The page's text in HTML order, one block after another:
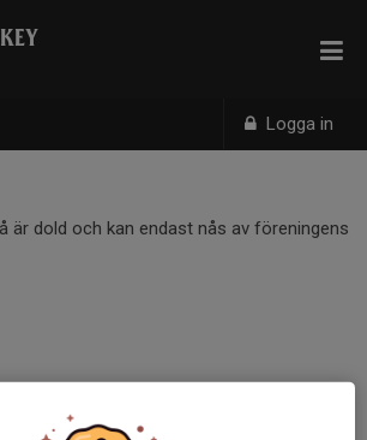
Logga in
är dold och kan endast nås av föreningens